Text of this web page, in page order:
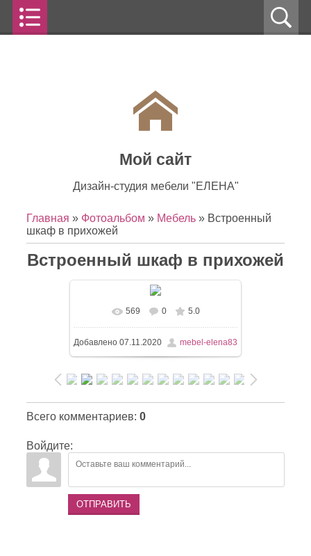
Мой сайт
Дизайн-студия мебели "ЕЛЕНА"
Главная » Фотоальбом » Мебель » Встроенный
шкаф в прихожей
Встроенный шкаф в прихожей
В реальном размере 1224x1224
92.8Kb
569 0 5.0
Добавлено 07.11.2020 mebel-elena83
Всего комментариев: 0
Войдите:
ОТПРАВИТЬ